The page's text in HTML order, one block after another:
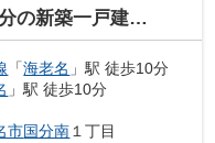
築一戸建て限定2棟
「海老名 」駅 徒歩10分
」駅 徒歩10分
市国分南１丁目